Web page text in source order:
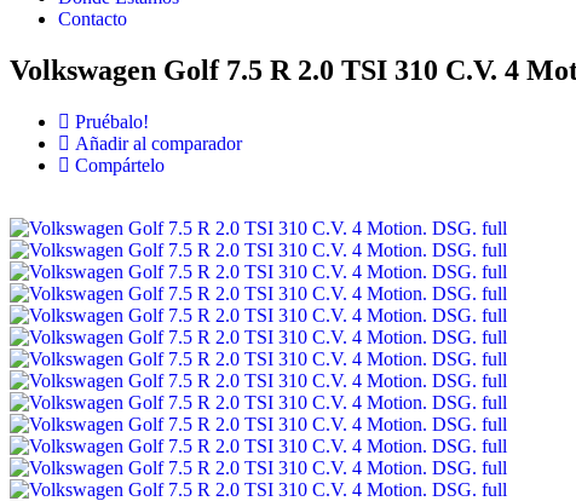
Contacto
Volkswagen Golf 7.5 R 2.0 TSI 310 C.V. 4
Pruébalo!
Añadir al comparador
Compártelo